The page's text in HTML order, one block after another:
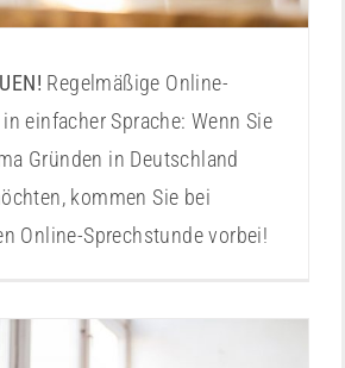
Regelmäßige Online-
einfacher Sprache: Wenn Sie
Gründen in Deutschland
kommen Sie bei
Online-Sprechstunde vorbei!